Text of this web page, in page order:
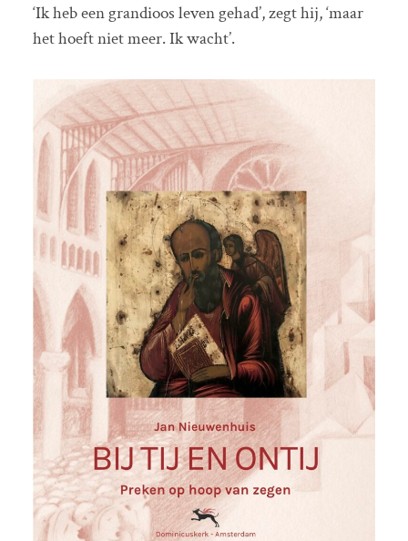
‘Ik heb een grandioos leven gehad’, zegt hij, ‘maar
het hoeft niet meer. Ik wacht’.